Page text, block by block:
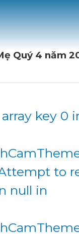
Quý 4 năm
key 0
to
null in